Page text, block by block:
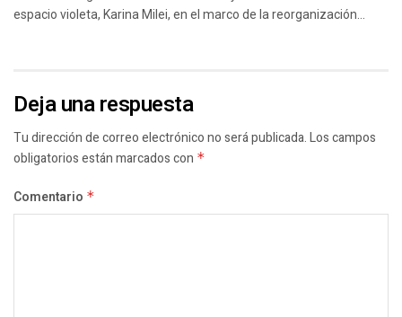
espacio violeta, Karina Milei, en el marco de la reorganización...
Deja una respuesta
Tu dirección de correo electrónico no será publicada.Los campos
obligatorios están marcados con *
Comentario *